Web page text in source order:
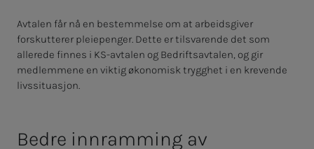
Avtalen får nå en bestemmelse om at arbeidsgiver
forskutterer pleiepenger. Dette er tilsvarende det som
allerede finnes i KS-avtalen og Bedriftsavtalen, og gir
medlemmene en viktig økonomisk trygghet i en krevende
livssituasjon.
Bedre innramming av